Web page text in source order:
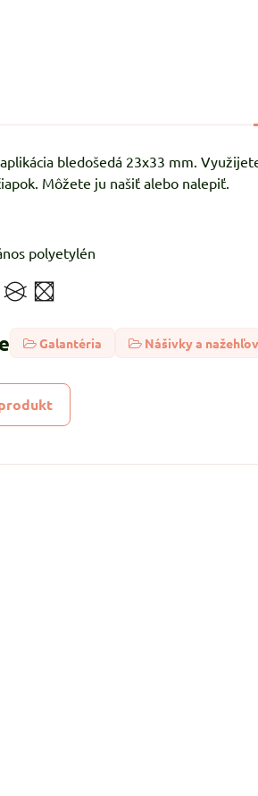
bledošedá 23x33 mm.
Môžete ju našiť alebo nalepiť.
polyetylén
Galantéria Nášivky a